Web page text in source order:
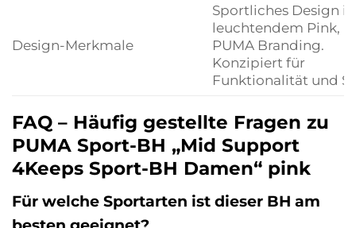
Design-Merkmale
Sportliches Design in
leuchtendem Pink,
PUMA Branding.
Konzipiert für
Funktionalität und
FAQ – Häufig gestellte Fragen zu
PUMA Sport-BH „Mid Support
4Keeps Sport-BH Damen“ pink
Für welche Sportarten ist dieser BH am